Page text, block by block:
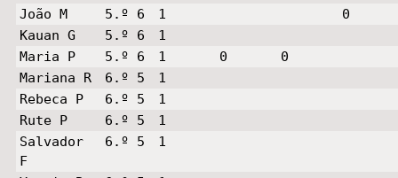
João M
5.º 6 1
0
Kauan G
5.º 6
1
Maria P
5.º 6 1 0
0
Mariana R
6.º 5
1
Rebeca P
6.º 5
1
Rute P
6.º 5
1
Salvador
F
6.º 5 1